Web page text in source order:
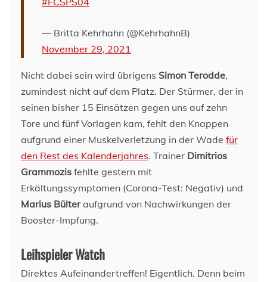
— Britta Kehrhahn (@KehrhahnB)
November 29, 2021
Nicht dabei sein wird übrigens Simon Terodde,
zumindest nicht auf dem Platz. Der Stürmer, der in
seinen bisher 15 Einsätzen gegen uns auf zehn
Tore und fünf Vorlagen kam, fehlt den Knappen
aufgrund einer Muskelverletzung in der Wade für
den Rest des Kalenderjahres. Trainer Dimitrios
Grammozis fehlte gestern mit
Erkältungssymptomen (Corona-Test: Negativ) und
Marius Bülteraufgrund von Nachwirkungen der
Booster-Impfung.
Leihspieler Watch
Direktes Aufeinandertreffen! Eigentlich. Denn beim